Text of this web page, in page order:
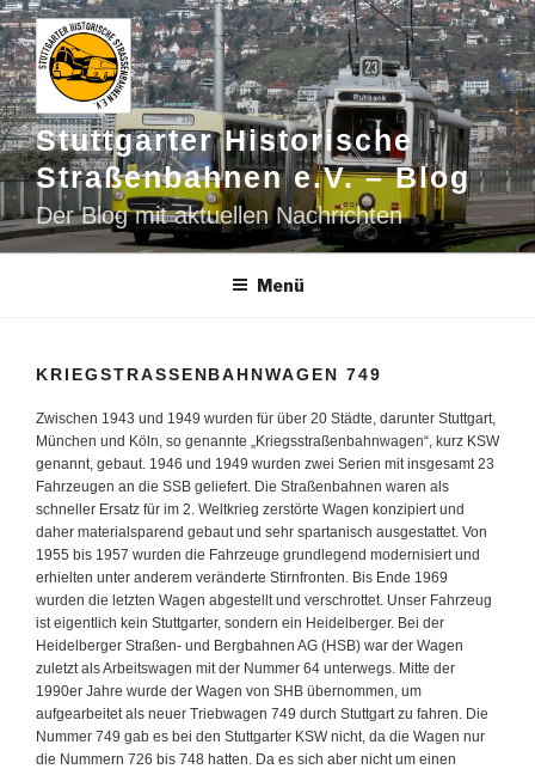
Zum
Inhalt
springen
Stuttgarter Historische
Straßenbahnen e.V. – Blog
Der Blog mit aktuellen Nachrichten
Menü
KRIEGSTRASSENBAHNWAGEN 749
Zwischen 1943 und 1949 wurden für über 20 Städte, darunter Stuttgart,
München und Köln, so genannte „Kriegsstraßenbahnwagen“, kurz KSW
genannt, gebaut. 1946 und 1949 wurden zwei Serien mit insgesamt 23
Fahrzeugen an die SSB geliefert. Die Straßenbahnen waren als
schneller Ersatz für im 2. Weltkrieg zerstörte Wagen konzipiert und
daher materialsparend gebaut und sehr spartanisch ausgestattet. Von
1955 bis 1957 wurden die Fahrzeuge grundlegend modernisiert und
erhielten unter anderem veränderte Stirnfronten. Bis Ende 1969
wurden die letzten Wagen abgestellt und verschrottet. Unser Fahrzeug
ist eigentlich kein Stuttgarter, sondern ein Heidelberger. Bei der
Heidelberger Straßen- und Bergbahnen AG (HSB) war der Wagen
zuletzt als Arbeitswagen mit der Nummer 64 unterwegs. Mitte der
1990er Jahre wurde der Wagen von SHB übernommen, um
aufgearbeitet als neuer Triebwagen 749 durch Stuttgart zu fahren. Die
Nummer 749 gab es bei den Stuttgarter KSW nicht, da die Wagen nur
die Nummern 726 bis 748 hatten. Da es sich aber nicht um einen